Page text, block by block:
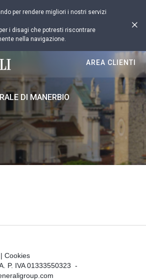
per rendere migliori i nostri servizi
i disagi che potresti riscontrare
nella navigazione.
AREA CLIENTI
DI MANERBIO
| Cookies
P. IVA 01333550323 -